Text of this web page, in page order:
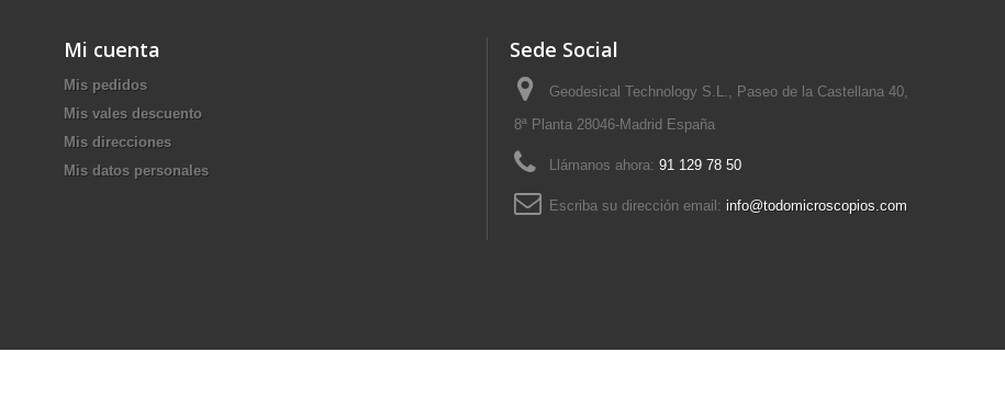
Mi cuenta
Mis pedidos
Mis vales descuento
Mis direcciones
Mis datos personales
Sede Social
Geodesical Technology S.L., Paseo de la Castellana 40,
8ª Planta 28046-Madrid España
Llámanos ahora: 91 129 78 50
Escriba su dirección email: info@todomicroscopios.com